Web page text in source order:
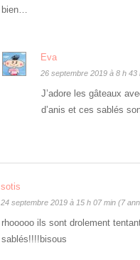
bien…
Eva
26 septembre 2019 à 8 h 43
J’adore les gâteaux
d’anis et ces sablés
sotis
24 septembre 2019 à 15 h 07 min (7
rhooooo ils sont drolement
sablés!!!!bisous